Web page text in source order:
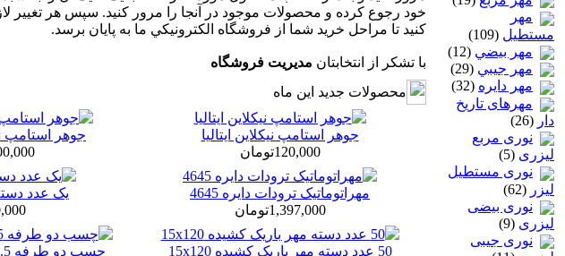
مهر
مستطيل (109)
مهر بيضي (12)
مهر جيبي (29)
مهر دايره (32)
مهرهای تاریخ
دار (26)
نوری مربع
لیزری (5)
نوری مستطیل
لیزر (62)
نوری بیضی
لیزری (9)
نوری جیبی
خود رجوع كرده و محصولات موجود در آنجا را مرور كنيد. سپس هر تغيير
كنيد تا مراحل خريد شما از فروشگاه الكترونيكي ما به پايان برسد.
با تشكر از انتخابتان مديريت فروشگاه
محصولات جديد اين ماه
جوهر استامپ نیکلاین ایتالیا
120,000تومان
جوهر استامپ
مهراتوماتیک ترودات دایره 4645
1,397,000تومان
یک عدد دسته 11 در 7
50 عدد دسته مهر باریک کشیده 15x120
چسب دو طرفه 2.5 سانت آلمانی استوک